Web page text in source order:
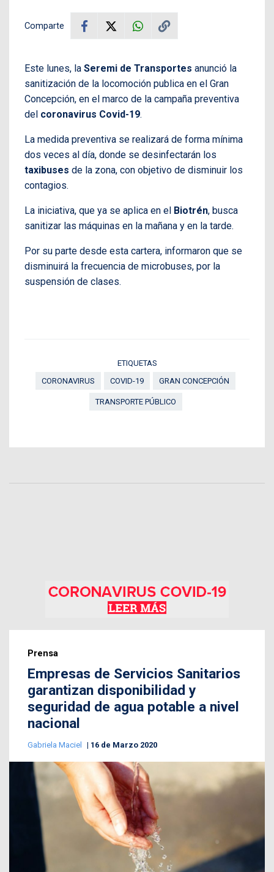
Comparte
Este lunes, la Seremi de Transportes anunció la
sanitización de la locomoción publica en el Gran
Concepción, en el marco de la campaña preventiva
del coronavirus Covid-19.
La medida preventiva se realizará de forma mínima
dos veces al día, donde se desinfectarán los
taxibuses de la zona, con objetivo de disminuir los
contagios.
La iniciativa, que ya se aplica en el Biotrén, busca
sanitizar las máquinas en la mañana y en la tarde.
Por su parte desde esta cartera, informaron que se
disminuirá la frecuencia de microbuses, por la
suspensión de clases.
ETIQUETAS
CORONAVIRUS
COVID-19 GRAN CONCEPCIÓN
TRANSPORTE PÚBLICO
Prensa
Empresas de Servicios Sanitarios
garantizan disponibilidad y
seguridad de agua potable a nivel
nacional
Gabriela Maciel 16 de Marzo 2020